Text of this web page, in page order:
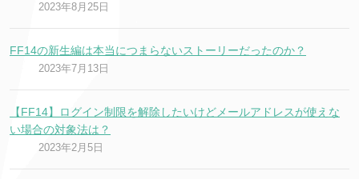
2023年8月25日
FF14の新生編は本当につまらないストーリーだったのか？
2023年7月13日
【FF14】ログイン制限を解除したいけどメールアドレスが使えな
い場合の対象法は？
2023年2月5日